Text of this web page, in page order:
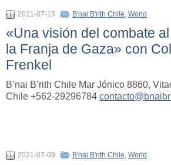
2021-07-15 B'nai B'rith Chile, World
«Una visión del combate
la Franja de Gaza» con
Frenkel
B’nai B’rith Chile Mar Jónico 8860,
Chile +562-29296784
2021-07-09 B'nai B'rith Chile, World